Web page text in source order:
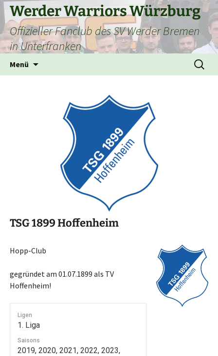
Zum
Inhalt
springen
Werder Warriors Würzburg
Offizieller Fanclub des SV Werder Bremen
in Unterfranken
Menü
Suchen
nach:
TSG 1899 Hoffenheim
Hopp-Club
gegründet am 01.07.1899 als TV
Hoffenheim!
Ligen
1. Liga
Saisons
2019, 2020, 2021, 2022, 2023,